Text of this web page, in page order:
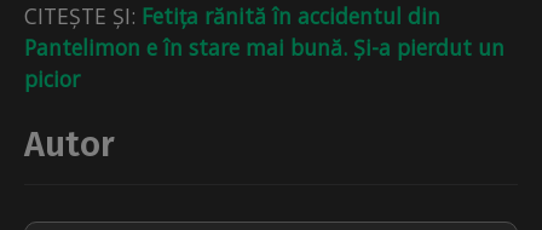
CITEȘTE ȘI: Fetița rănită în accidentul din
Pantelimon e în stare mai bună. Și-a pierdut un
picior
Autor